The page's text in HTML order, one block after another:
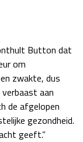
Button dat
om
zwakte, dus
aan
de afgelopen
gezondheid.
geeft.”